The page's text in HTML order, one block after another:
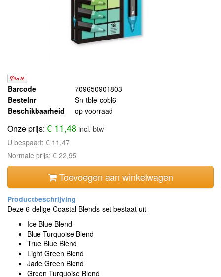
Barcode
709650901803
Bestelnr
Sn-tble-cobl6
Beschikbaarheid
op voorraad
Onze prijs: € 11,48incl. btw
U bespaart: € 11,47
Normale prijs: € 22,95
Toevoegen aan winkelwagen
Deze 6-delige Coastal Blends-set bestaat uit:
Ice Blue Blend
Blue Turquoise Blend
True Blue Blend
Light Green Blend
Jade Green Blend
Green Turquoise Blend